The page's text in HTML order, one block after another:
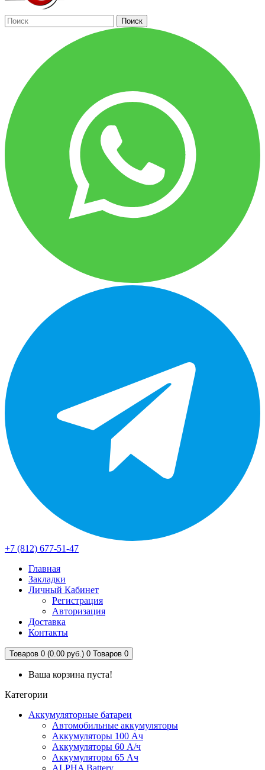
Поиск
+7 (812) 677-51-47
Главная
Закладки
Личный Кабинет
Регистрация
Авторизация
Доставка
Контакты
Товаров 0 (0.00 руб.) 0 Товаров 0
Ваша корзина пуста!
Категории
Аккумуляторные батареи
Автомобильные аккумуляторы
Аккумуляторы 100 Ач
Аккумуляторы 60 А/ч
Аккумуляторы 65 Ач
ALPHA Battery